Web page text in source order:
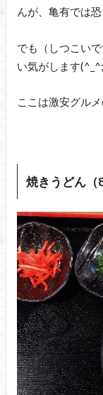
んが、亀有では
でも（しつこい
い気がします
ここは激安グル
焼きうどん（